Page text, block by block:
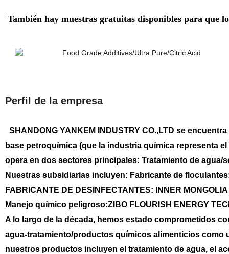
También hay muestras gratuitas disponibles para que
Perfil de la empresa
SHANDONG YANKEM INDUSTRY CO.,LTD se
base petroquímica (que la industria química representa
opera en dos sectores principales: Tratamiento de
Nuestras subsidiarias incluyen: Fabricante de floculantes:
FABRICANTE DE DESINFECTANTES: INNER
Manejo químico peligroso:ZIBO FLOURISH ENERGY
A lo largo de la década, hemos estado comprometidos
agua-tratamiento/productos químicos alimenticios como
nuestros productos incluyen el tratamiento de agua, el